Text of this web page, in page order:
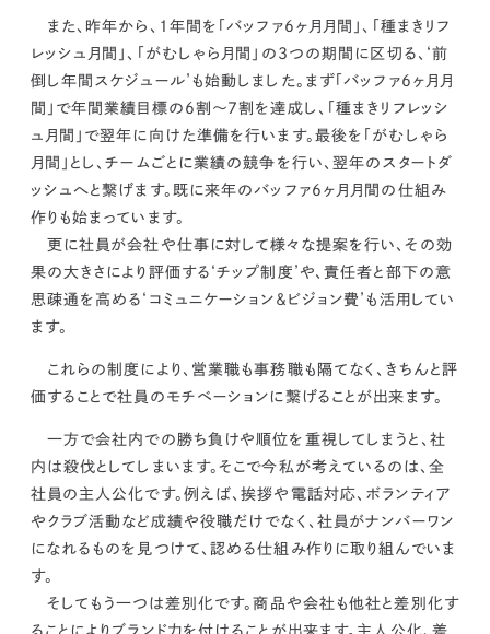
また、昨年から、1年間を「バッファ6ヶ月月間」、「種まきリフ
レッシュ月間」、「がむしゃら月間」の3つの期間に区切る、‘前
倒し年間スケジュール’も始動しました。まず「バッファ6ヶ月月
間」で年間業績目標の6割〜7割を達成し、「種まきリフレッシ
ュ月間」で翌年に向けた準備を行います。最後を「がむしゃら
月間」とし、チームごとに業績の競争を行い、翌年のスタートダ
ッシュへと繋げます。 既に来年のバッファ6ヶ月月間の仕組み
作りも始まっています。
更に社員が会社や仕事に対して様々な提案を行い、その効
果の大きさにより評価する‘チップ制度’や、責任者と部下の意
思疎通を高める‘コミュニケーション＆ビジョン費’も活用してい
ます。
これらの制度により、 営業職も事務職も隔てなく、きちんと評
価することで社員のモチベーションに繋げることが出来ます。
一方で会社内での勝ち負けや順位を重視してしまうと、社
内は殺伐としてしまいます。そこで今私が考えているのは、 全
社員の主人公化です。例えば、挨拶や電話対応、ボランティア
やクラブ活動など 成績や役職だけでなく、社員がナンバーワン
になれるものを見つけて、認める仕組み作りに取り組んでいま
す。
そしてもう一つは差別化です。商品や会社も他社と差別化す
ることによりブランド力を付けることが出来ます。 主人公化、差